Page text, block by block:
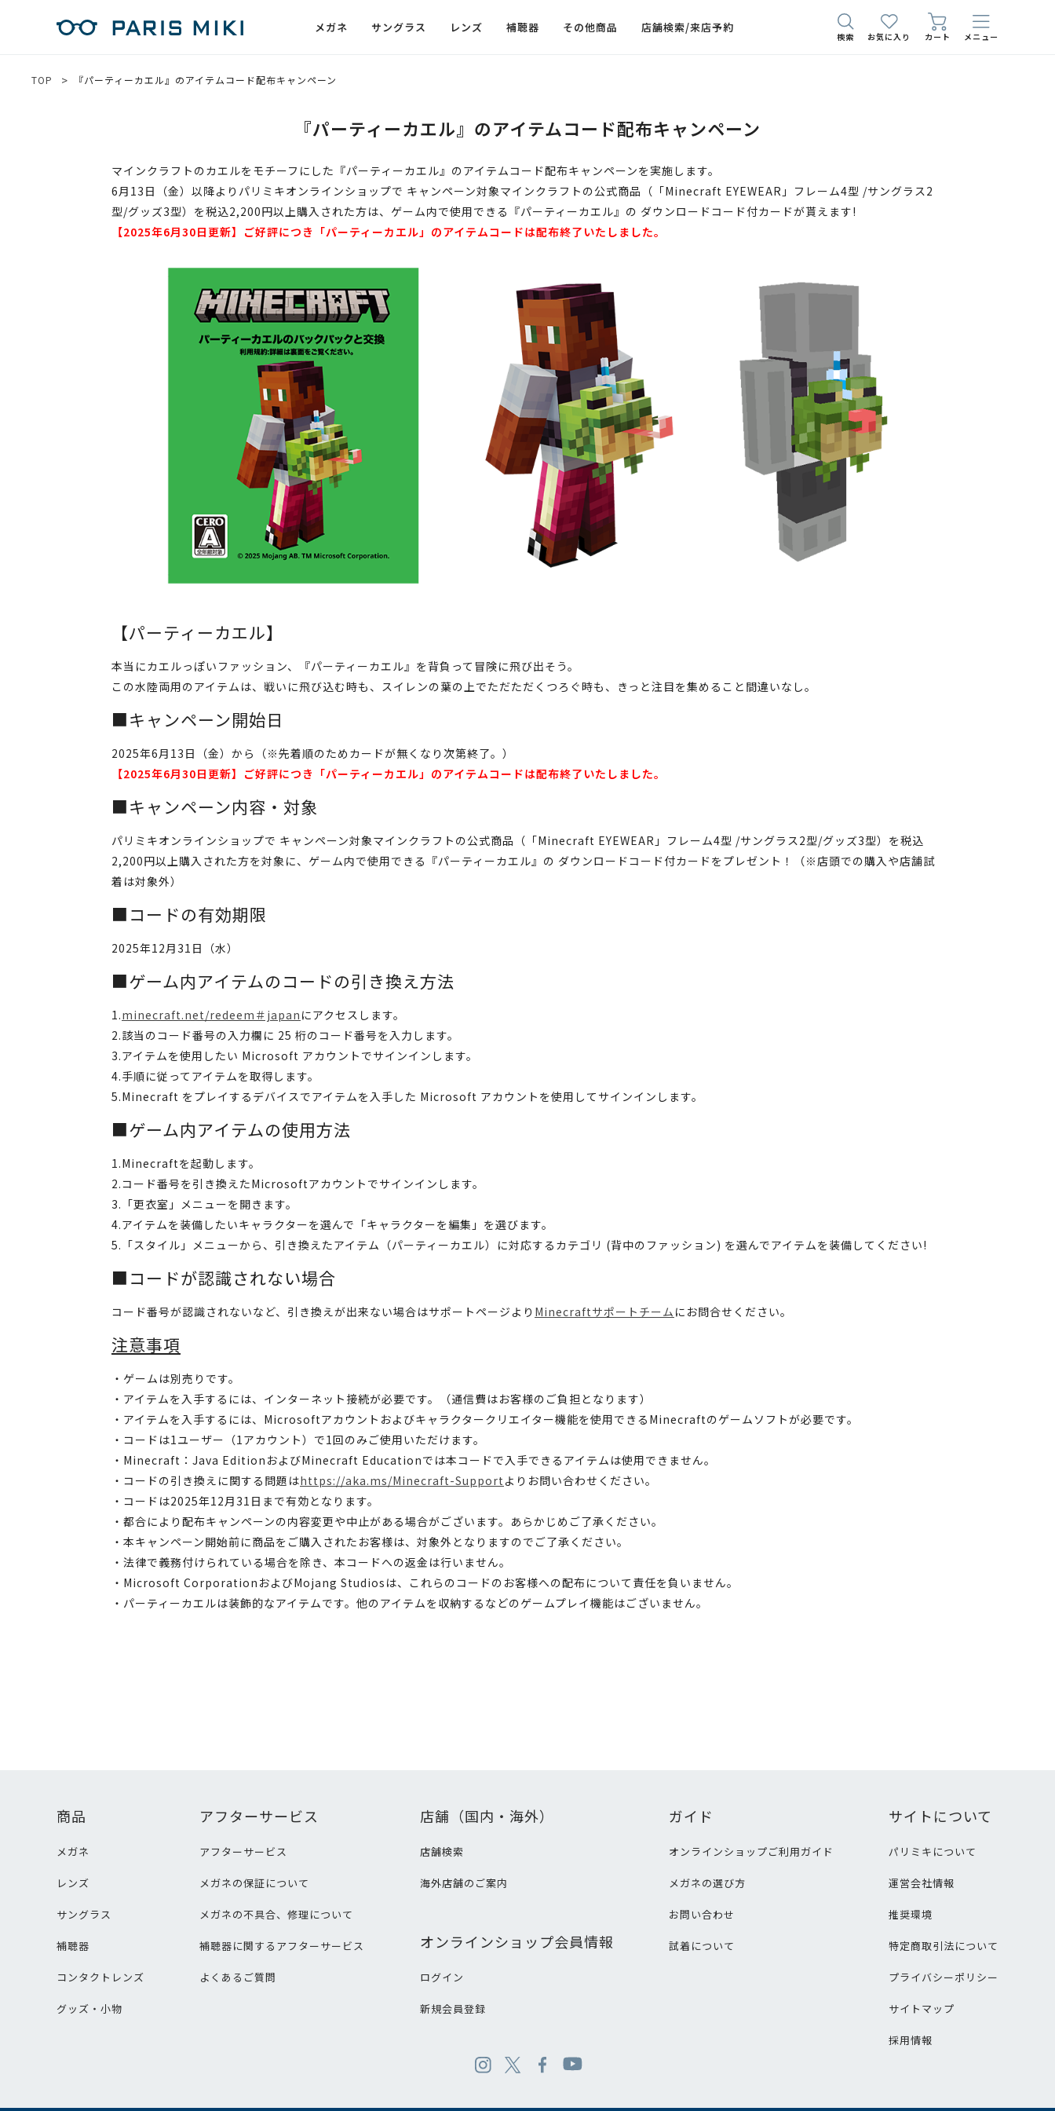
メガネ サングラス レンズ 補聴器 その他商品 店舗検索/来店予約
検索 お気に入り カート メニュー
TOP 『パーティーカエル』のアイテムコード配布キャンペーン
『パーティーカエル』のアイテムコード配布キャンペーン
マインクラフトのカエルをモチーフにした『パーティーカエル』のアイテムコード配布キャンペーンを実施します。
6月13日（金）以降よりパリミキオンラインショップで キャンペーン対象マインクラフトの公式商品（「Minecraft EYEWEAR」フレーム4型 /サングラス2
型/グッズ3型）を税込2,200円以上購入された方は、ゲーム内で使用できる『パーティーカエル』の ダウンロードコード付カードが貰えます!
【2025年6月30日更新】ご好評につき「パーティーカエル」のアイテムコードは配布終了いたしました。
【パーティーカエル】
本当にカエルっぽいファッション、『パーティーカエル』を背負って冒険に飛び出そう。
この水陸両用のアイテムは、戦いに飛び込む時も、スイレンの葉の上でただただくつろぐ時も、きっと注目を集めること間違いなし。
■キャンペーン開始日
2025年6月13日（金）から（※先着順のためカードが無くなり次第終了。）
【2025年6月30日更新】ご好評につき「パーティーカエル」のアイテムコードは配布終了いたしました。
■キャンペーン内容・対象
パリミキオンラインショップで キャンペーン対象マインクラフトの公式商品（「Minecraft EYEWEAR」フレーム4型 /サングラス2型/グッズ3型）を税込
2,200円以上購入された方を対象に、ゲーム内で使用できる『パーティーカエル』の ダウンロードコード付カードをプレゼント！（※店頭での購入や店舗試
着は対象外）
■コードの有効期限
2025年12月31日（水）
■ゲーム内アイテムのコードの引き換え方法
1.minecraft.net/redeem＃japan にアクセスします。
2.該当のコード番号の入力欄に 25 桁のコード番号を入力します。
3.アイテムを使用したい Microsoft アカウントでサインインします。
4.手順に従ってアイテムを取得します。
5.Minecraft をプレイするデバイスでアイテムを入手した Microsoft アカウントを使用してサインインします。
■ゲーム内アイテムの使用方法
1.Minecraftを起動します。
2.コード番号を引き換えたMicrosoftアカウントでサインインします。
3.「更衣室」メニューを開きます。
4.アイテムを装備したいキャラクターを選んで「キャラクターを編集」を選びます。
5.「スタイル」メニューから、引き換えたアイテム（パーティーカエル）に対応するカテゴリ (背中のファッション) を選んでアイテムを装備してください!
■コードが認識されない場合
コード番号が認識されないなど、引き換えが出来ない場合はサポートページより Minecraftサポートチーム にお問合せください。
注意事項
・ゲームは別売りです。
・アイテムを入手するには、インターネット接続が必要です。（通信費はお客様のご負担となります）
・アイテムを入手するには、Microsoftアカウントおよびキャラクタークリエイター機能を使用できるMinecraftのゲームソフトが必要です。
・コードは1ユーザー（1アカウント）で1回のみご使用いただけます。
・Minecraft：Java EditionおよびMinecraft Educationでは本コードで入手できるアイテムは使用できません。
・コードの引き換えに関する問題はhttps://aka.ms/Minecraft-Support よりお問い合わせください。
・コードは2025年12月31日まで有効となります。
・都合により配布キャンペーンの内容変更や中止がある場合がございます。あらかじめご了承ください。
・本キャンペーン開始前に商品をご購入されたお客様は、対象外となりますのでご了承ください。
・法律で義務付けられている場合を除き、本コードへの返金は行いません。
・Microsoft CorporationおよびMojang Studiosは、これらのコードのお客様への配布について責任を負いません。
・パーティーカエルは装飾的なアイテムです。他のアイテムを収納するなどのゲームプレイ機能はございません。
商品
メガネ
レンズ
サングラス
補聴器
コンタクトレンズ
グッズ・小物
アフターサービス
アフターサービス
メガネの保証について
メガネの不具合、修理について
補聴器に関するアフターサービス
よくあるご質問
店舗（国内・海外）
店舗検索
海外店舗のご案内
オンラインショップ会員情報
ログイン
新規会員登録
ガイド
オンラインショップご利用ガイド
メガネの選び方
お問い合わせ
試着について
サイトについて
パリミキについて
運営会社情報
推奨環境
特定商取引法について
プライバシーポリシー
サイトマップ
採用情報